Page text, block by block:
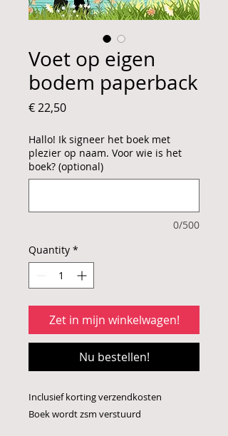
Voet op eigen
bodem paperback
€ 22,50Price
Hallo! Ik signeer het boek met
plezier op naam. Voor wie is het
boek? (optional)
0/500
Quantity *
Zet in mijn winkelwagen!
Nu bestellen!
Inclusief korting verzendkosten
Boek wordt zsm verstuurd